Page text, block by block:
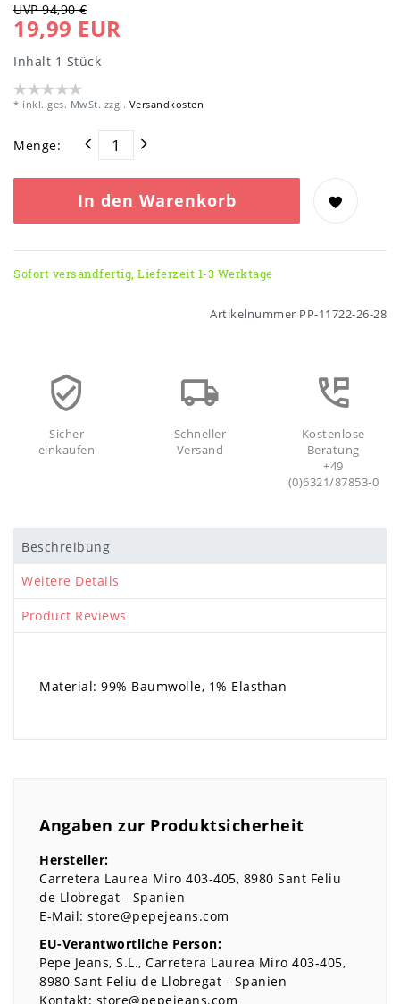
UVP 94,90 €
19,99 EUR
Inhalt 1 Stück
* inkl. ges. MwSt. zzgl. Versandkosten
Menge:
In den Warenkorb
Sofort versandfertig, Lieferzeit 1-3 Werktage
Artikelnummer PP-11722-26-28
Sicher
einkaufen
Schneller
Versand
Kostenlose
Beratung
+49
(0)6321/87853-0
Beschreibung
Weitere Details
Product Reviews
Material: 99% Baumwolle, 1% Elasthan
Angaben zur Produktsicherheit
Hersteller:
Carretera Laurea Miro 403-405 8980 Sant Feliu
de Llobregat
Spanien
E-Mail: store@pepejeans.com
EU-Verantwortliche Person:
Pepe Jeans, S.L. Carretera Laurea Miro 403-405
8980 Sant Feliu de Llobregat
Spanien
Kontakt: store@pepejeans.com